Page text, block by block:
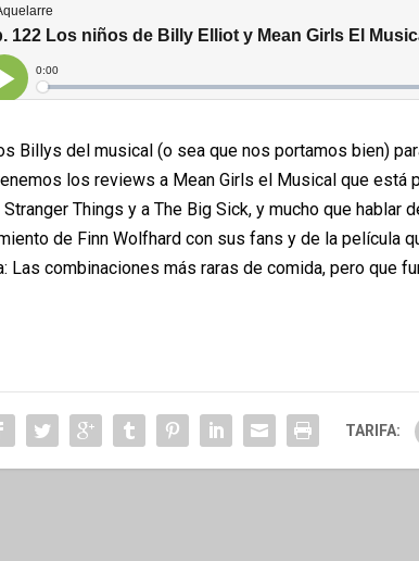
Billys del musical (o sea que nos portamos bien)
los reviews a Mean Girls el Musical que está
Things y a The Big Sick, y mucho que hablar
de Finn Wolfhard con sus fans y de la película
Las combinaciones más raras de comida, pero que
TARIFA: